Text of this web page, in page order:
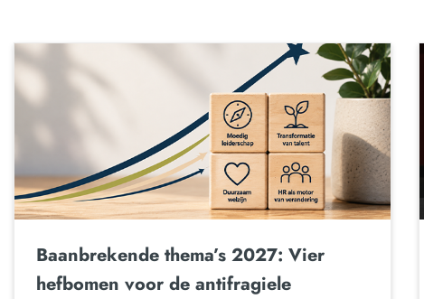
Baanbrekende thema’s 2027: Vier
hefbomen voor de antifragiele